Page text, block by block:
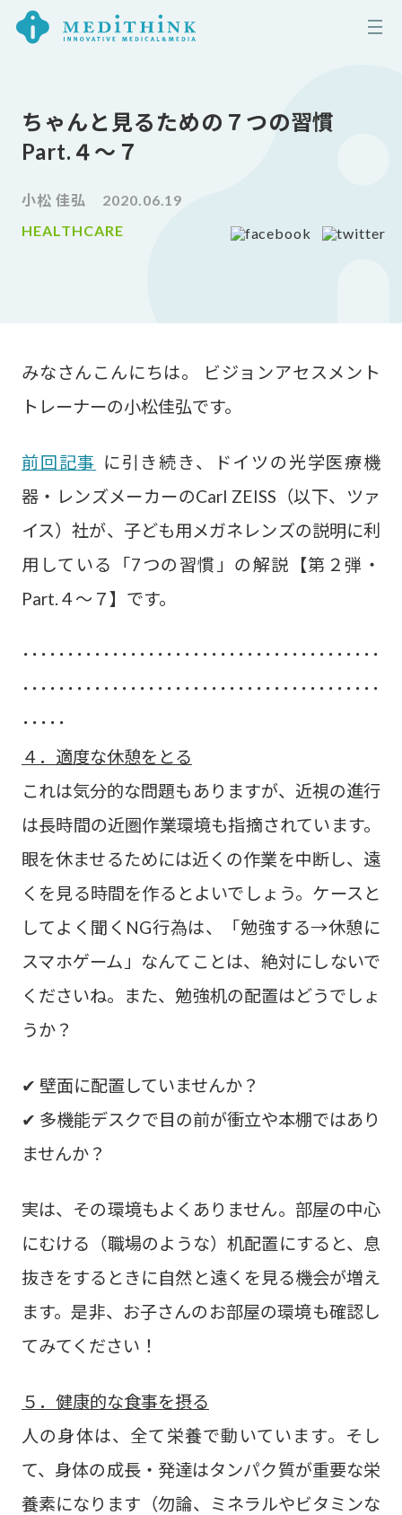
ちゃんと見るための７つの習慣
Part.４〜７
小松 佳弘
2020.06.19
HEALTHCARE
みなさんこんにちは。 ビジョンアセスメント
トレーナーの小松佳弘です。
前回記事 に引き続き、ドイツの光学医療機
器・レンズメーカーのCarl ZEISS（以下、ツァ
イス）社が、子ども用メガネレンズの説明に利
用している「7つの習慣」の解説【第２弾・
Part.４〜７】です。
････････････････････････････････････････
････････････････････････････････････････
･････
４．適度な休憩をとる
これは気分的な問題もありますが、近視の進行
は長時間の近圏作業環境も指摘されています。
眼を休ませるためには近くの作業を中断し、遠
くを見る時間を作るとよいでしょう。ケースと
してよく聞くNG行為は、「勉強する→休憩に
スマホゲーム」なんてことは、絶対にしないで
くださいね。また、勉強机の配置はどうでしょ
うか？
✔ 壁面に配置していませんか？
✔ 多機能デスクで目の前が衝立や本棚ではあり
ませんか？
実は、その環境もよくありません。部屋の中心
にむける（職場のような）机配置にすると、息
抜きをするときに自然と遠くを見る機会が増え
ます。是非、お子さんのお部屋の環境も確認し
てみてください！
５．健康的な食事を摂る
人の身体は、全て栄養で動いています。そし
て、身体の成長・発達はタンパク質が重要な栄
養素になります（勿論、ミネラルやビタミンな